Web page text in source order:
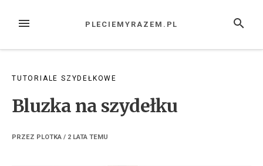
MENU SZUKAJ
PLECIEMYRAZEM.PL
TUTORIALE SZYDEŁKOWE
Bluzka na szydełku
PRZEZ PLOTKA / 2 LATA TEMU